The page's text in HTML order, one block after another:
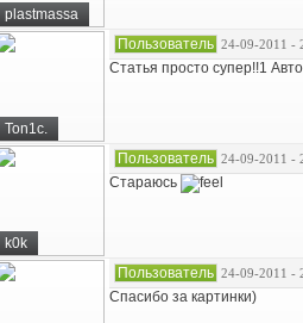
plastmassa
Ton1c.
Пользователь 24-09-2011 -
Статья просто супер!!1
k0k
Пользователь 24-09-2011 -
Стараюсь
Пользователь 24-09-2011 -
Спасибо за картинки)